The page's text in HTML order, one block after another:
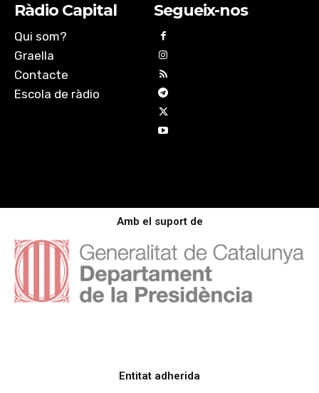
Ràdio Capital
Qui som?
Graella
Contacte
Escola de ràdio
Segueix-nos
Amb el suport de
Entitat adherida